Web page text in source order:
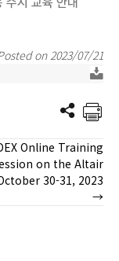
on 2023/07/21
Online Training
on the Altair
30-31, 2023
→